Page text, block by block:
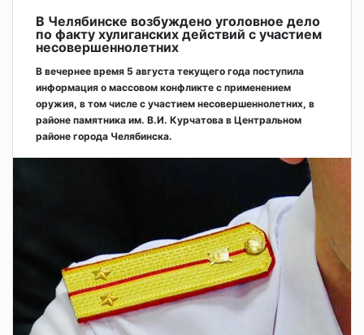
В Челябинске возбуждено уголовное дело
по факту хулиганских действий с участием
несовершеннолетних
В вечернее время 5 августа текущего года поступила
информация о массовом конфликте с применением
оружия, в том числе с участием несовершеннолетних, в
районе памятника им. В.И. Курчатова в Центральном
районе города Челябинска.